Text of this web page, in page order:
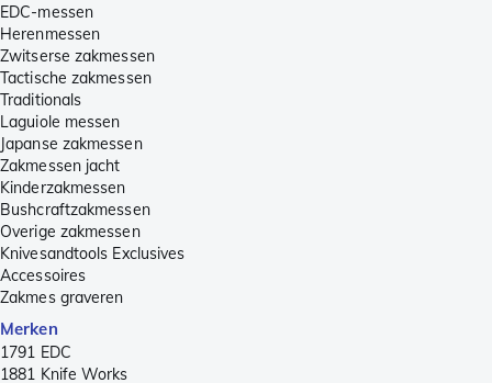
EDC-messen
Herenmessen
Zwitserse zakmessen
Tactische zakmessen
Traditionals
Laguiole messen
Japanse zakmessen
Zakmessen jacht
Kinderzakmessen
Bushcraftzakmessen
Overige zakmessen
Knivesandtools Exclusives
Accessoires
Zakmes graveren
Merken
1791 EDC
1881 Knife Works